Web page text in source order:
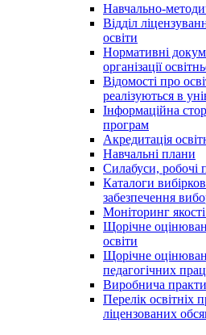
Навчально-
Відділ
освіти
Нормативні
організації
Відомості про
реалізуються в
Інформаційна
програм
Акредитація
Навчальні плани
Силабуси, робочі
Каталоги
забезпечення
Моніторинг якості
Щорічне
освіти
Щорічне
педагогічних
Виробнича
Перелік освітніх
ліцензoваних